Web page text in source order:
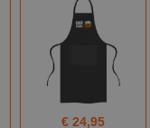
€ 24,95